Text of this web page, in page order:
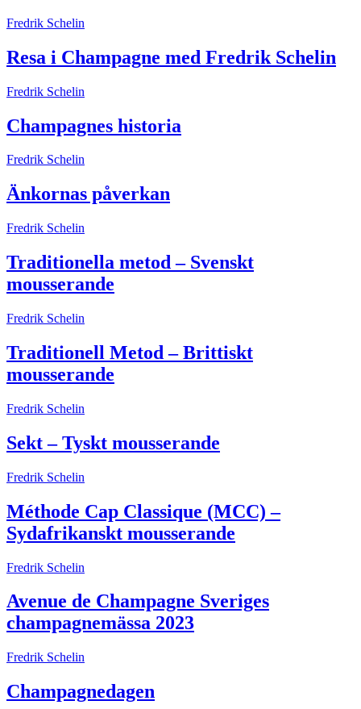
Fredrik Schelin
Resa i Champagne med Fredrik Schelin
Fredrik Schelin
Champagnes historia
Fredrik Schelin
Änkornas påverkan
Fredrik Schelin
Traditionella metod – Svenskt
mousserande
Fredrik Schelin
Traditionell Metod – Brittiskt
mousserande
Fredrik Schelin
Sekt – Tyskt mousserande
Fredrik Schelin
Méthode Cap Classique (MCC) –
Sydafrikanskt mousserande
Fredrik Schelin
Avenue de Champagne Sveriges
champagnemässa 2023
Fredrik Schelin
Champagnedagen